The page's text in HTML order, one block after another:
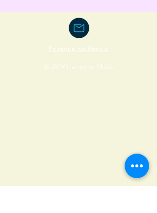
Politique de Retour
© 2019 Harmony Music